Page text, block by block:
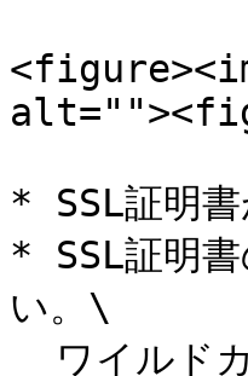
* SSL証明書
* SSL証明書
い。\